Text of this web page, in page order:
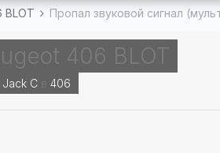
BLOT Пропал звуковой сигнал
406 BLOT
Jack C в 406